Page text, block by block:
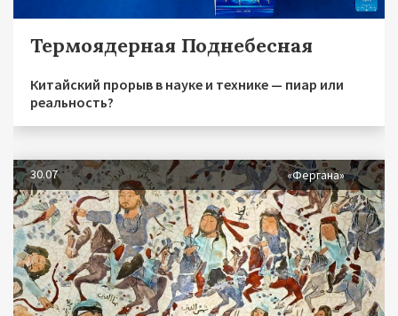
Термоядерная Поднебесная
Китайский прорыв в науке и технике — пиар или
реальность?
30.07 «Фергана»